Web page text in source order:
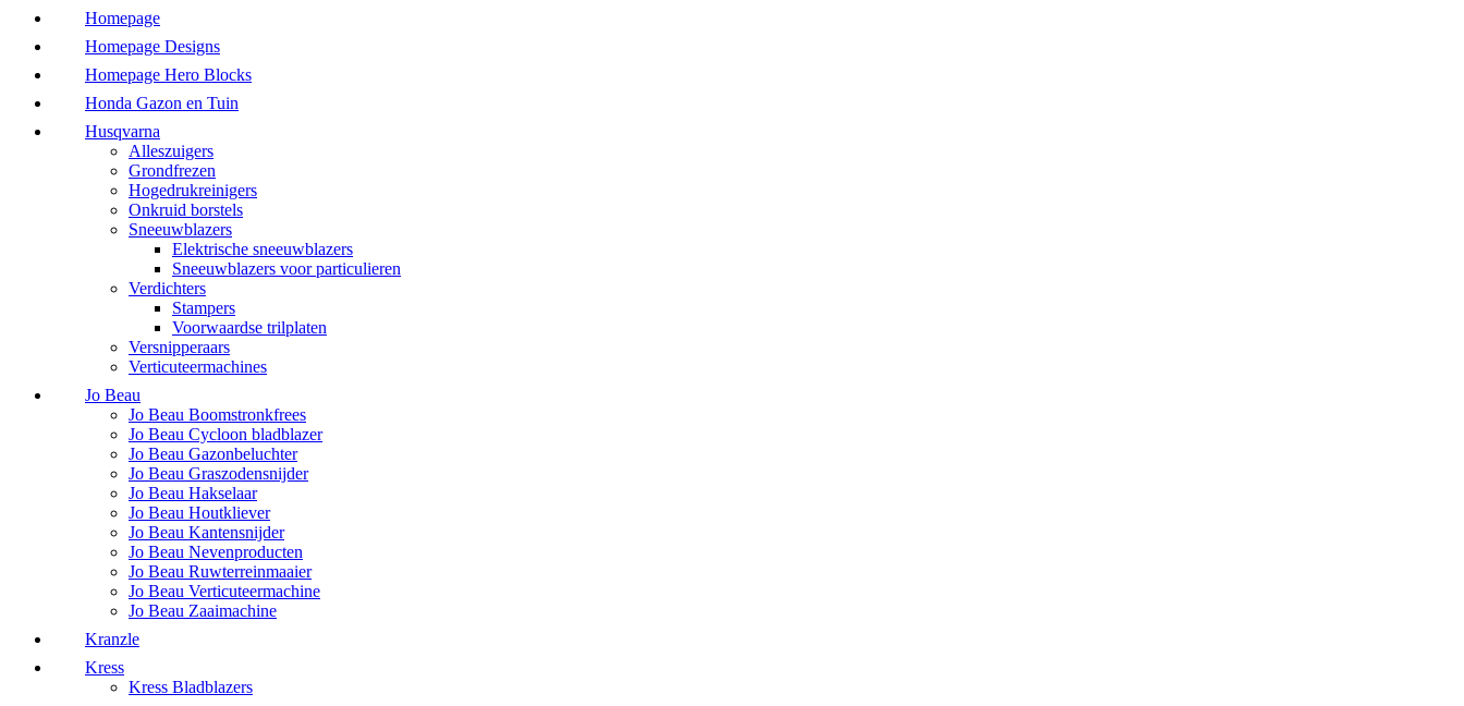
Homepage
Homepage Designs
Homepage Hero Blocks
Honda Gazon en Tuin
Husqvarna
Alleszuigers
Grondfrezen
Hogedrukreinigers
Onkruid borstels
Sneeuwblazers
Elektrische sneeuwblazers
Sneeuwblazers voor particulieren
Verdichters
Stampers
Voorwaardse trilplaten
Versnipperaars
Verticuteermachines
Jo Beau
Jo Beau Boomstronkfrees
Jo Beau Cycloon bladblazer
Jo Beau Gazonbeluchter
Jo Beau Graszodensnijder
Jo Beau Hakselaar
Jo Beau Houtkliever
Jo Beau Kantensnijder
Jo Beau Nevenproducten
Jo Beau Ruwterreinmaaier
Jo Beau Verticuteermachine
Jo Beau Zaaimachine
Kranzle
Kress
Kress Bladblazers